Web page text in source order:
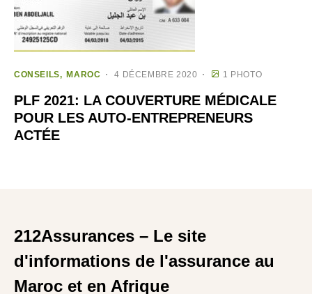
CONSEILS MAROC 4 DÉCEMBRE 2020 1 PHOTO
PLF 2021: LA COUVERTURE MÉDICALE
POUR LES AUTO-ENTREPRENEURS
ACTÉE
212Assurances – Le site
d'informations de l'assurance au
Maroc et en Afrique